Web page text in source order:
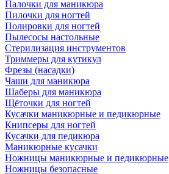
Палочки для маникюра
Пилочки для ногтей
Полировки для ногтей
Пылесосы настольные
Стерилизация инструментов
Триммеры для кутикул
Фрезы (насадки)
Чаши для маникюра
Шаберы для маникюра
Щёточки для ногтей
Кусачки маникюрные и педикюрные
Книпсеры для ногтей
Кусачки для педикюра
Маникюрные кусачки
Ножницы маникюрные и педикюрные
Ножницы безопасные